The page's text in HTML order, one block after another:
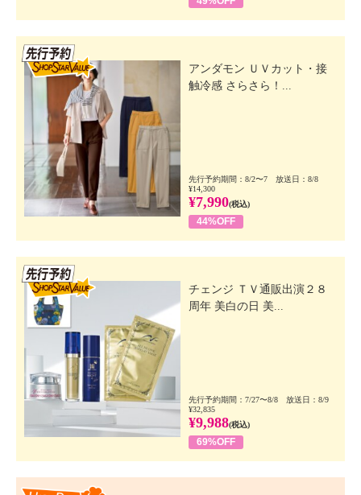
アンダモン ＵＶカット・接
触冷感 さらさら！...
先行予約期間：8/2〜7 放送日：8/8
¥14,300
¥7,990(税込)
44%OFF
チェンジ ＴＶ通販出演２８
周年 美白の日 美...
先行予約期間：7/27〜8/8 放送日：8/9
¥32,835
¥9,988(税込)
69%OFF